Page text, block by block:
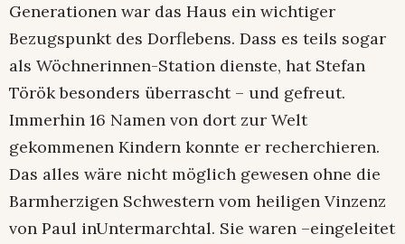
Generationen war das Haus ein wichtiger
Bezugspunkt des Dorflebens. Dass es teils sogar
als Wöchnerinnen-Station dienste, hat Stefan
Török besonders überrascht – und gefreut.
Immerhin 16 Namen von dort zur Welt
gekommenen Kindern konnte er recherchieren.
Das alles wäre nicht möglich gewesen ohne die
Barmherzigen Schwestern vom heiligen Vinzenz
von Paul inUntermarchtal. Sie waren –eingeleitet